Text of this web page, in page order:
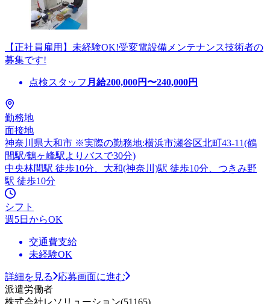
【正社員雇用】未経験OK!受変電設備メンテナンス技術者の
募集です!
点検スタッフ 月給200,000円〜240,000円
勤務地
面接地
神奈川県大和市 ※実際の勤務地:横浜市瀬谷区北町43-11(鶴
間駅/鶴ヶ峰駅よりバスで30分)
中央林間駅 徒歩10分、大和(神奈川)駅 徒歩10分、つきみ野
駅 徒歩10分
シフト
週5日からOK
交通費支給
未経験OK
詳細を見る
応募画面に進む
派遣労働者
株式会社レソリューション(51165)